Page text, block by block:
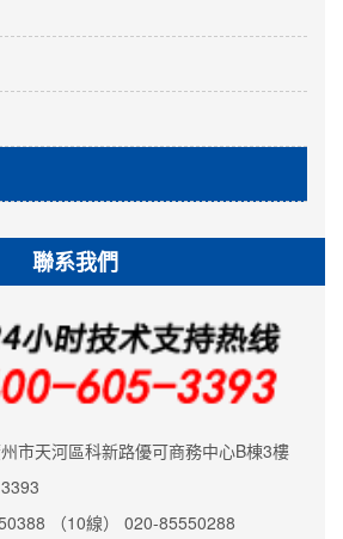
聯系我們
市天河區科新路優可商務中心B棟3樓
（10線） 020-85550288